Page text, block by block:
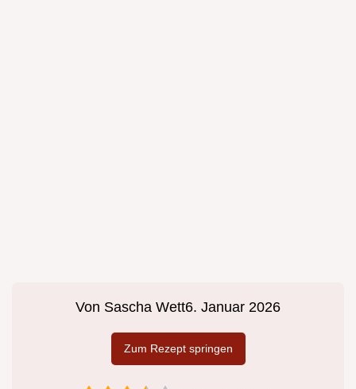
Von Sascha Wett6. Januar 2026
Zum Rezept springen